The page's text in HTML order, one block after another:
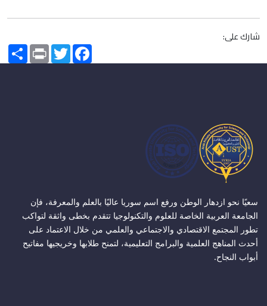
شارك على:
Share PrintTwitterFacebook
سعيًا نحو ازدهار الوطن ورفع اسم سوريا عاليًا بالعلم والمعرفة، فإن
الجامعة العربية الخاصة للعلوم والتكنولوجيا تتقدم بخطى واثقة لتواكب
تطور المجتمع الاقتصادي والاجتماعي والعلمي من خلال الاعتماد على
أحدث المناهج العلمية والبرامج التعليمية، لتمنح طلابها وخريجيها مفاتيح
أبواب النجاح.